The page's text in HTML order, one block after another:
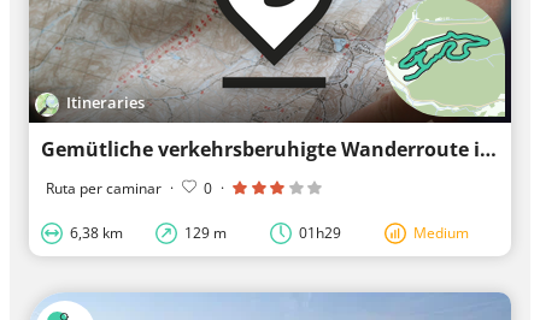
Itineraries
Gemütliche verkehrsberuhigte Wanderroute in Oberstenfeld
Ruta per caminar · 0 ·
6,38 km 129 m 01h29 Medium